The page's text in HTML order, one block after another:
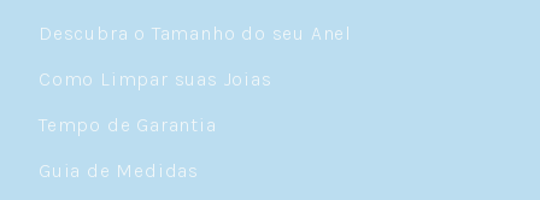
Descubra o Tamanho do seu Anel
Como Limpar suas Joias
Tempo de Garantia
Guia de Medidas